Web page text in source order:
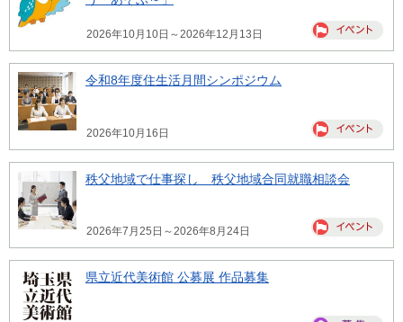
2026年10月10日～2026年12月13日
令和8年度住生活月間シンポジウム
2026年10月16日
秩父地域で仕事探し 秩父地域合同就職相談会
2026年7月25日～2026年8月24日
県立近代美術館 公募展 作品募集